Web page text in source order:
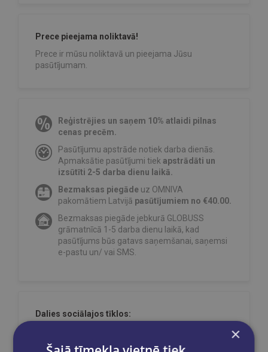
Prece pieejama noliktavā!
Prece ir mūsu noliktavā un pieejama Jūsu
pasūtījumam.
Reģistrējies un saņem 10% atlaidi pilnas
cenas precēm.
Pasūtījumu apstrāde notiek darba dienās.
Apmaksātie pasūtījumi tiek apstrādāti un
izsūtīti 2-5 darba dienu laikā.
Bezmaksas piegāde uz OMNIVA
pakomātiem Latvijā pasūtījumiem no €40.00.
Bezmaksas piegāde jebkurā GLOBUSS
grāmatnīcā 1-5 darba dienu laikā, kad
pasūtījums būs gatavs saņemšanai, saņemsi
e-pastu un/ vai SMS.
Dalies sociālajos tīklos:
×